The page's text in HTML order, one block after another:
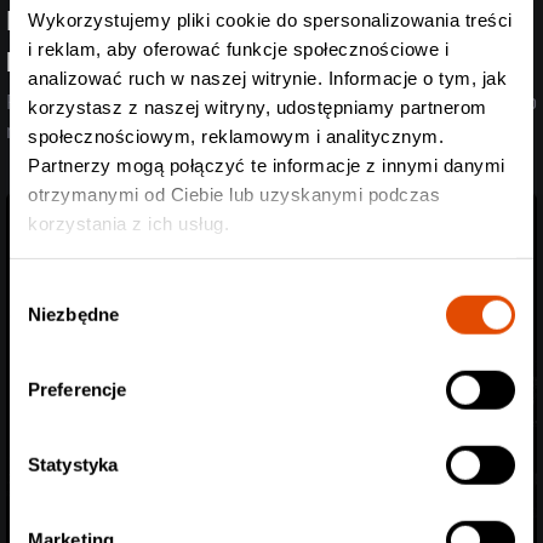
Wykorzystujemy pliki cookie do spersonalizowania treści
i reklam, aby oferować funkcje społecznościowe i
analizować ruch w naszej witrynie. Informacje o tym, jak
korzystasz z naszej witryny, udostępniamy partnerom
społecznościowym, reklamowym i analitycznym.
Partnerzy mogą połączyć te informacje z innymi danymi
otrzymanymi od Ciebie lub uzyskanymi podczas
korzystania z ich usług.
zgody
Niezbędne
Preferencje
Statystyka
Poznaliśmy support Spineshank i Hed PE! Przed
headlinerami wystąpią Mü
Post-rock, przebojowe refreny i death metal w jednym? Dla nich to
nie problem!